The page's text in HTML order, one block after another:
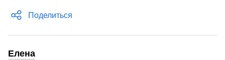
Поделиться
Елена